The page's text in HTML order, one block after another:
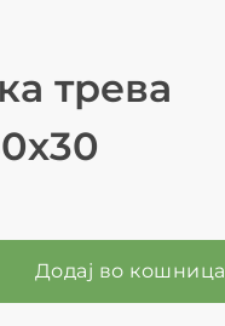
трева
Додај во кошница